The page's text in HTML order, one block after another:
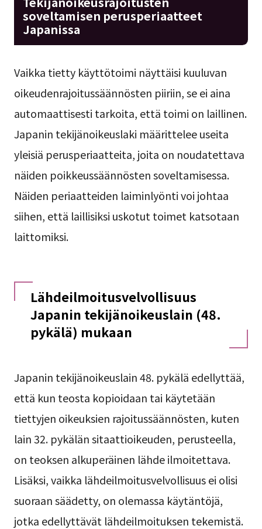
soveltamisen perusperiaatteet
Japanissa
Vaikka tietty käyttötoimi näyttäisi kuuluvan
oikeudenrajoitussäännösten piiriin, se ei aina
automaattisesti tarkoita, että toimi on laillinen.
Japanin tekijänoikeuslaki määrittelee useita
yleisiä perusperiaatteita, joita on noudatettava
näiden poikkeussäännösten soveltamisessa.
Näiden periaatteiden laiminlyönti voi johtaa
siihen, että laillisiksi uskotut toimet katsotaan
laittomiksi.
Lähdeilmoitusvelvollisuus
Japanin tekijänoikeuslain (48.
pykälä) mukaan
Japanin tekijänoikeuslain 48. pykälä edellyttää,
että kun teosta kopioidaan tai käytetään
tiettyjen oikeuksien rajoitussäännösten, kuten
lain 32. pykälän sitaattioikeuden, perusteella,
on teoksen alkuperäinen lähde ilmoitettava.
Lisäksi, vaikka lähdeilmoitusvelvollisuus ei olisi
suoraan säädetty, on olemassa käytäntöjä,
jotka edellyttävät lähdeilmoituksen tekemistä.